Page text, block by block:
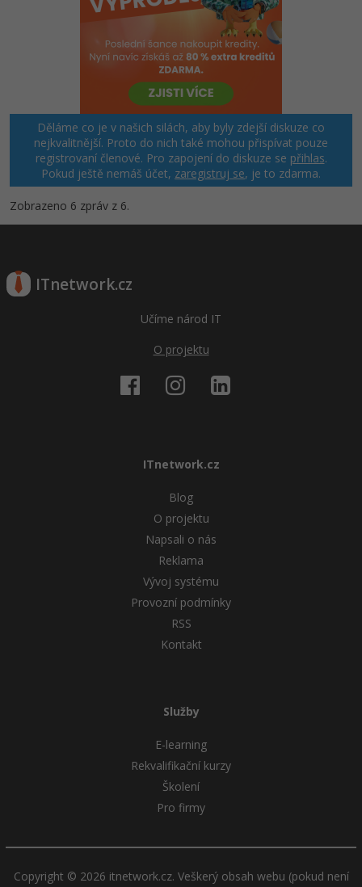
Děláme co je v našich silách, aby byly zdejší diskuze co
nejkvalitnější. Proto do nich také mohou přispívat pouze
registrovaní členové. Pro zapojení do diskuze se přihlas.
Pokud ještě nemáš účet, zaregistruj se, je to zdarma.
Zobrazeno 6 zpráv z 6.
ITnetwork.cz
Učíme národ IT
O projektu
ITnetwork.cz
Blog
O projektu
Napsali o nás
Reklama
Vývoj systému
Provozní podmínky
RSS
Kontakt
Služby
E-learning
Rekvalifikační kurzy
Školení
Pro firmy
Copyright © 2026 itnetwork.cz. Veškerý obsah webu (pokud není